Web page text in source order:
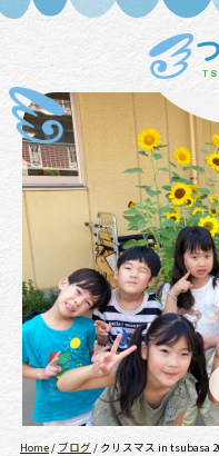
Home/ ブログ / クリスマス in tsubasa